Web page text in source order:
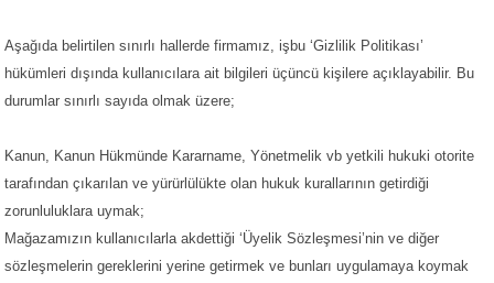
Aşağıda belirtilen sınırlı hallerde firmamız, işbu ‘Gizlilik Politikası’
hükümleri dışında kullanıcılara ait bilgileri üçüncü kişilere açıklayabilir. Bu
durumlar sınırlı sayıda olmak üzere;
Kanun, Kanun Hükmünde Kararname, Yönetmelik vb yetkili hukuki otorite
tarafından çıkarılan ve yürürlülükte olan hukuk kurallarının getirdiği
zorunluluklara uymak;
Mağazamızın kullanıcılarla akdettiği ‘Üyelik Sözleşmesi’nin ve diğer
sözleşmelerin gereklerini yerine getirmek ve bunları uygulamaya koymak